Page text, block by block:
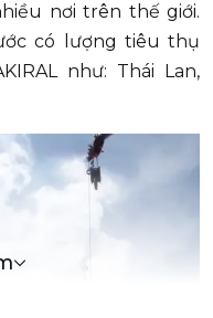
nơi trên thế giới.
có lượng tiêu thụ
như: Thái Lan,